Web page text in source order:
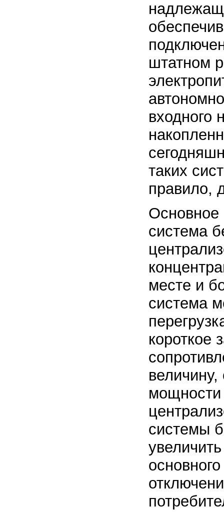
штатном
входного
таких
правило,
Основное
система
месте и
система
короткое
системы